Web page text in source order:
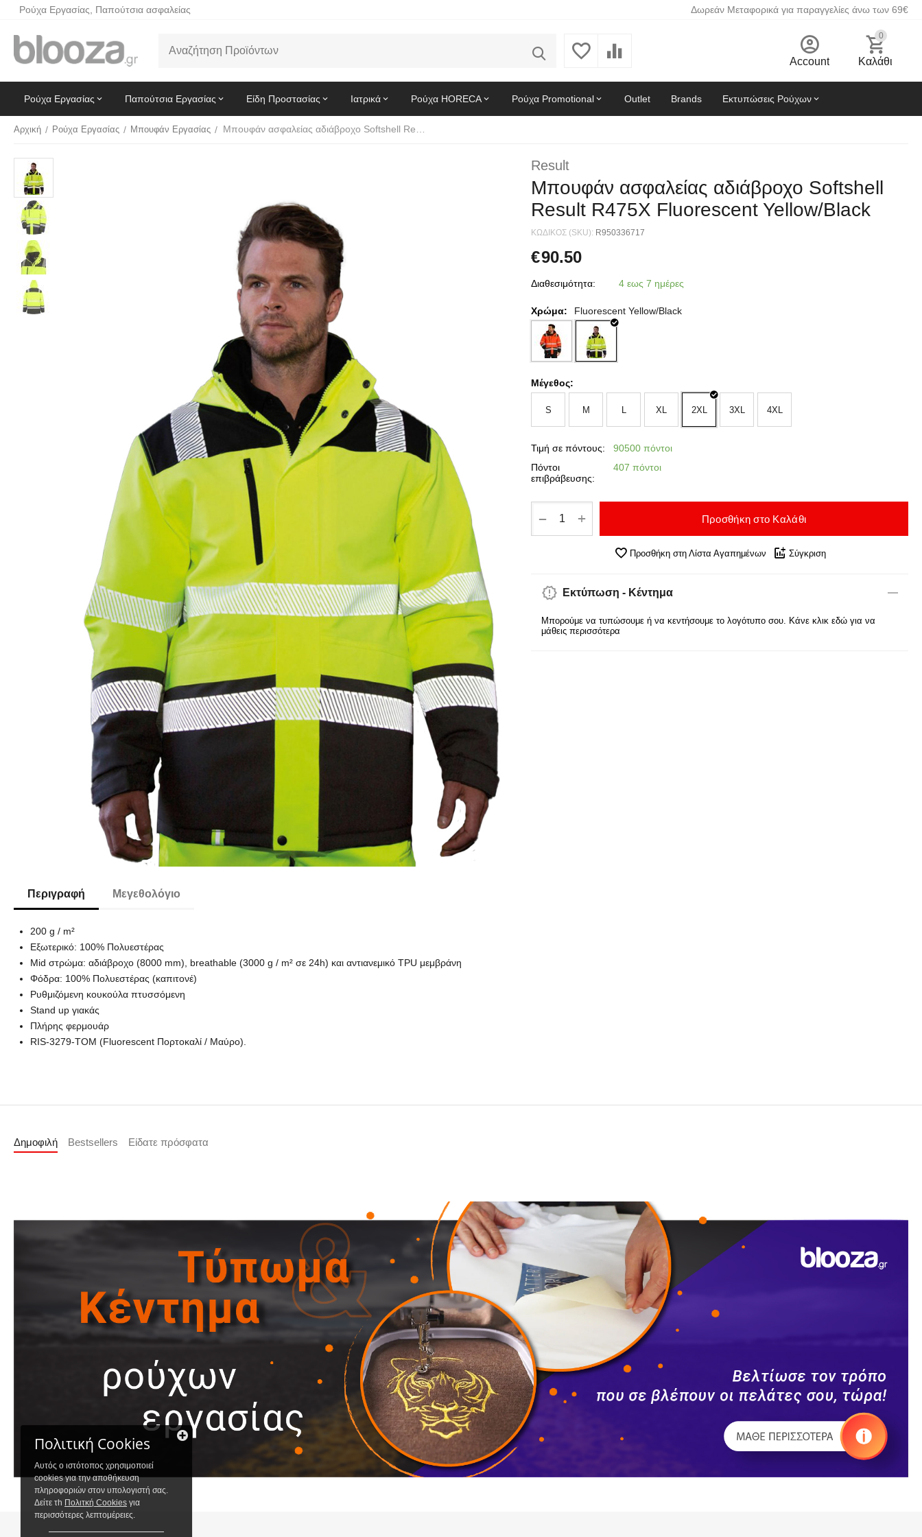
Ρούχα Εργασίας, Παπούτσια ασφαλείας Δωρεάν Μεταφορικά για παραγγελίες άνω των 69€
Account
0
Καλάθι
Ρούχα Εργασίας Παπούτσια Εργασίας Είδη Προστασίας Ιατρικά Ρούχα HORECA Ρούχα Promotional Outlet Brands Εκτυπώσεις Ρούχων
Αρχική / Ρούχα Εργασίας / Μπουφάν Εργασίας /
Result
Μπουφάν ασφαλείας αδιάβροχο Softshell
Result R475X Fluorescent Yellow/Black
ΚΩΔΙΚΟΣ (SKU): R950336717
€90.50
Διαθεσιμότητα: 4 εως 7 ημέρες
Χρώμα: Fluorescent Yellow/Black
Μέγεθος:
S M L XL 2XL 3XL 4XL
Τιμή σε πόντους:
90500 πόντοι
Πόντοι
επιβράβευσης:
407 πόντοι
+
− Προσθήκη στο Καλάθι
Προσθήκη στη Λίστα Αγαπημένων Σύγκριση
Εκτύπωση - Κέντημα
Μπορούμε να τυπώσουμε ή να κεντήσουμε το λογότυπο σου. Κάνε κλικ εδώ για να
μάθεις περισσότερα
Περιγραφή Μεγεθολόγιο
200 g / m²
Εξωτερικό: 100% Πολυεστέρας
Mid στρώμα: αδιάβροχο (8000 mm), breathable (3000 g / m² σε 24h) και αντιανεμικό TPU μεμβράνη
Φόδρα: 100% Πολυεστέρας (καπιτονέ)
Ρυθμιζόμενη κουκούλα πτυσσόμενη
Stand up γιακάς
Πλήρης φερμουάρ
RIS-3279-ΤΟΜ (Fluorescent Πορτοκαλί / Μαύρο).
Δημοφιλή Bestsellers Είδατε πρόσφατα
Πολιτική Cookies
Αυτός ο ιστότοπος χρησιμοποιεί
cookies για την αποθήκευση
πληροφοριών στον υπολογιστή σας.
Δείτε τh Πολιτκή Cookies για
περισσότερες λεπτομέρειες.